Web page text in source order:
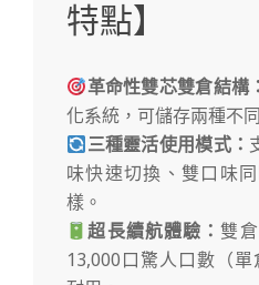
特點】
革命性雙芯雙倉結構：
化系統，可儲存兩種不
三種靈活使用模式：
味快速切換、雙口味
樣。
超長續航體驗：雙
13,000口驚人口數（